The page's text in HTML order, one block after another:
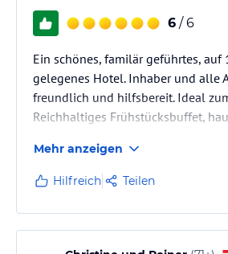
6 / 6
Ein schönes, familär geführtes, auf
gelegenes Hotel. Inhaber und alle
freundlich und hilfsbereit. Ideal
Reichhaltiges Frühstücksbuffet,
Essen am Abend. Gutes Preis-
Mehr anzeigen
Hilfreich Teilen